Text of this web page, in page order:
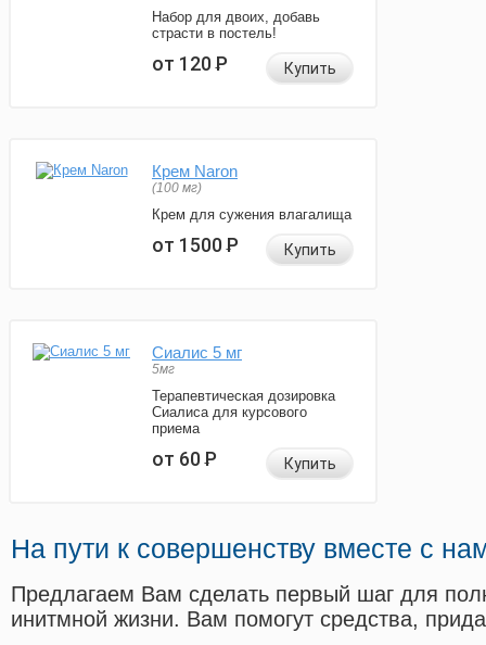
Набор для двоих, добавь
страсти в постель!
от 120Р Купить
Крем Naron
(100 мг)
Крем для сужения влагалища
от 1500Р Купить
Сиалис 5 мг
5мг
Терапевтическая дозировка
Сиалиса для курсового
приема
от 60Р Купить
На пути к совершенству вместе с
Предлагаем Вам сделать первый шаг для
инитмной жизни. Вам помогут средства,